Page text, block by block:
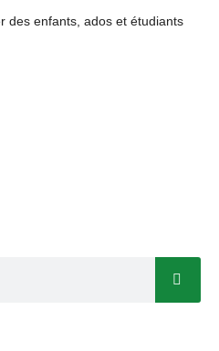
des enfants, ados et étudiants